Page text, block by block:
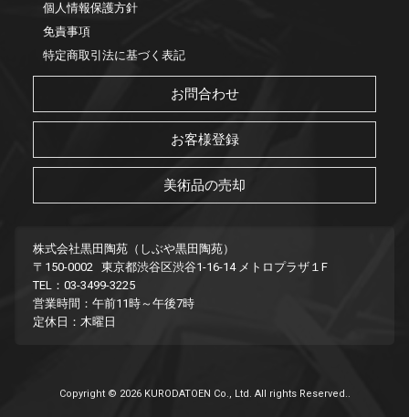
個人情報保護方針
免責事項
特定商取引法に基づく表記
お問合わせ
お客様登録
美術品の売却
株式会社黒田陶苑（しぶや黒田陶苑）
〒150-0002 東京都渋谷区渋谷1-16-14 メトロプラザ１F
TEL：03-3499-3225
営業時間：午前11時～午後7時
定休日：木曜日
Copyright © 2026 KURODATOEN Co., Ltd. All rights Reserved..